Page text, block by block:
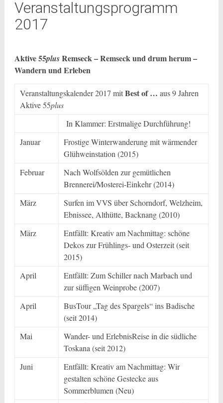
Veranstaltungsprogramm
2017
Aktive 55plusRemseck – Remseck und drum herum –
Wandern und Erleben
Veranstaltungskalender 2017 mitBest of … aus 9 Jahren
Aktive 55plus
In Klammer: Erstmalige Durchführung!
Januar
Frostige Winterwanderung mit wärmender
Glühweinstation (2015)
Februar
Nach Wolfsölden zur gemütlichen
Brennerei/Mosterei-Einkehr (2014)
März
Surfen im VVS über Schorndorf, Welzheim,
Ebnissee, Althütte, Backnang (2010)
März
Entfällt: Kreativ am Nachmittag: schöne
Dekos zur Frühlings- und Osterzeit (seit
2015)
April
Entfällt: Zum Schiller nach Marbach und
zur süffigen Weinprobe (2007)
April
BusTour „Tag des Spargels“ ins Badische
(seit 2014)
Mai
Wander- und ErlebnisReise in die südliche
Toskana (seit 2012)
Juni
Entfällt: Kreativ am Nachmittag: Wir
gestalten schöne Gestecke aus
Sommerblumen (Neu)